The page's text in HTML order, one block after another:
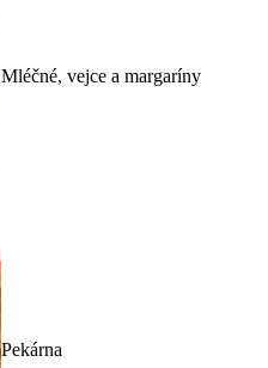
Mléčné, vejce a margaríny
Pekárna